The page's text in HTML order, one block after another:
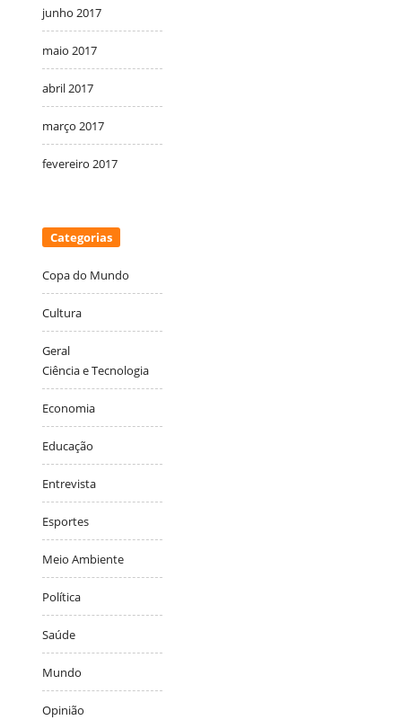
junho 2017
maio 2017
abril 2017
março 2017
fevereiro 2017
Categorias
Copa do Mundo
Cultura
Geral
Ciência e Tecnologia
Economia
Educação
Entrevista
Esportes
Meio Ambiente
Política
Saúde
Mundo
Opinião